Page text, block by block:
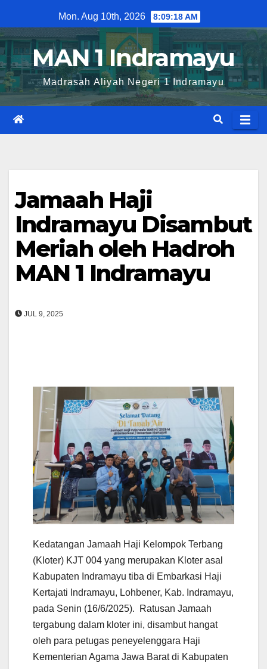
to
content
Mon. Aug 10th, 2026 8:09:19 AM
MAN 1 Indramayu
Madrasah Aliyah Negeri 1 Indramayu
Jamaah Haji
Indramayu Disambut
Meriah oleh Hadroh
MAN 1 Indramayu
JUL 9, 2025
Kedatangan Jamaah Haji Kelompok Terbang
(Kloter) KJT 004 yang merupakan Kloter asal
Kabupaten Indramayu tiba di Embarkasi Haji
Kertajati Indramayu, Lohbener, Kab. Indramayu,
pada Senin (16/6/2025). Ratusan Jamaah
tergabung dalam kloter ini, disambut hangat
oleh para petugas peneyelenggara Haji
Kementerian Agama Jawa Barat di Kabupaten